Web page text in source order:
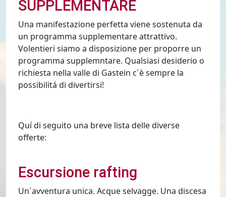
SUPPLEMENTARE
Una manifestazione perfetta viene sostenuta da
un programma supplementare attrattivo.
Volentieri siamo a disposizione per proporre un
programma supplemntare. Qualsiasi desiderio o
richiesta nella valle di Gastein c´è sempre la
possibilitá di divertirsi!
Quí di seguito una breve lista delle diverse
offerte:
Escursione rafting
Un´avventura unica. Acque selvagge. Una discesa